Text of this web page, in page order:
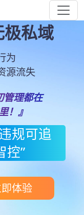
极私域
为
源流失
管理都在
！』
规可追
控”
体验